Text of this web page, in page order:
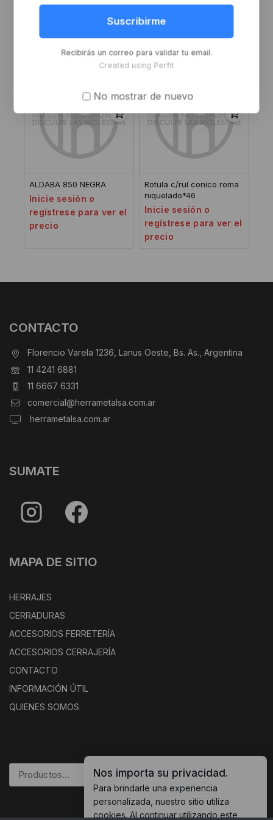
hierro p negro
redondo al ace 1t
Inicie sesión o
ALDABA 850 NEGRA
Inicie sesión o
regístrese para ver el
precio
Rotula c/rul conico roma
niquelado*46
Inicie sesión o
regístrese para ver el
precio
CONTACTO
Florencio Varela 1236, Lanus Oeste, Bs. As., Argentina
11 4241 6881
11 6667 6331
comercial@herrametalsa.com.ar
herrametalsa.com.ar
SUMATE
MAPA DE SITIO
HERRAJES
CERRADURAS
ACCESORIOS FERRETERÍA
ACCESORIOS CERRAJERÍA
CONTACTO
INFORMACIÓN ÚTIL
QUIENES SOMOS
BUSCAR
Suscribirme
Recibirás un correo para validar tu email.
Created using Perfit
No mostrar de nuevo
Nos importa su privacidad.
Para brindarle una experiencia
personalizada, nuestro sitio utiliza
cookies. Al continuar utilizando este